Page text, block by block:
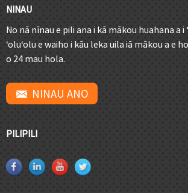
NINAU
No nā nīnau e pili ana i kā mākou huahana a i
ʻoluʻolu e waiho i kāu leka uila iā mākou a e
o 24 mau hola.
NINAU ANO
PILIPILI